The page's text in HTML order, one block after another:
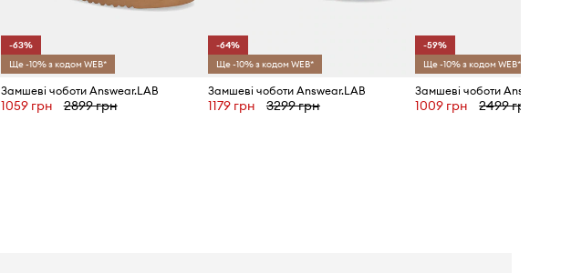
-63%
Ще -10% з кодом WEB*
Замшеві чоботи Answear.LAB
1059 грн 2899 грн
-64%
Ще -10% з кодом WEB*
Замшеві чоботи Answear.LAB
1179 грн 3299 грн
-59%
Ще -10% з кодом WEB*
Замшеві чоботи
1009 грн 2499 грн